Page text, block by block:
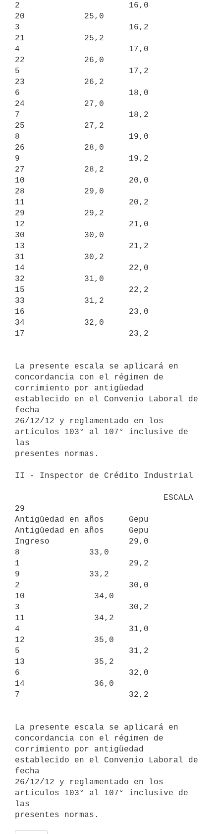
2                      16,0
20            25,0
3                      16,2
21            25,2
4                      17,0
22            26,0
5                      17,2
23            26,2
6                      18,0
24            27,0
7                      18,2
25            27,2
8                      19,0
26            28,0
9                      19,2
27            28,2
10                     20,0
28            29,0
11                     20,2
29            29,2
12                     21,0
30            30,0
13                     21,2
31            30,2
14                     22,0
32            31,0
15                     22,2
33            31,2
16                     23,0
34            32,0
17                     23,2
La presente escala se aplicará en
concordancia con el régimen de
corrimiento por antigüedad
establecido en el Convenio Laboral de
fecha
26/12/12 y reglamentado en los
artículos 103° al 107° inclusive de
las
presentes normas.
II - Inspector de Crédito Industrial
29
Antigüedad en años     Gepu
Antigüedad en años     Gepu
Ingreso                29,0
8              33,0
1                      29,2
9              33,2
2                      30,0
10              34,0
3                      30,2
11              34,2
4                      31,0
12              35,0
5                      31,2
13              35,2
6                      32,0
14              36,0
7                      32,2
La presente escala se aplicará en
concordancia con el régimen de
corrimiento por antigüedad
establecido en el Convenio Laboral de
fecha
26/12/12 y reglamentado en los
artículos 103° al 107° inclusive de
las